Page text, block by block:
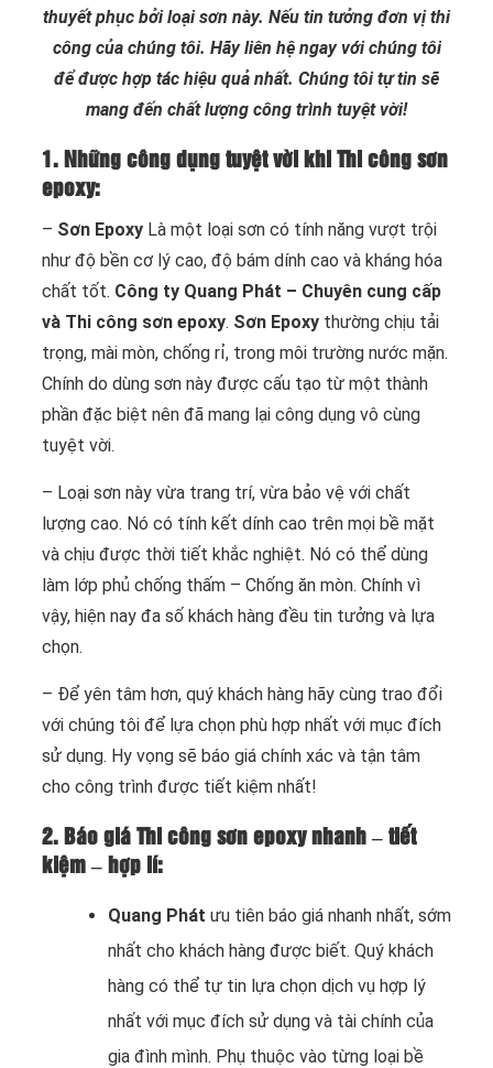
thuyết phục bởi loại sơn này. Nếu tin tưởng đơn vị thi
công của chúng tôi. Hãy liên hệ ngay với chúng tôi
để được hợp tác hiệu quả nhất. Chúng tôi tự tin sẽ
mang đến chất lượng công trình tuyệt vời!
1. Những công dụng tuyệt vời khi Thi công sơn
epoxy:
– Sơn Epoxy Là một loại sơn có tính năng vượt trội
như độ bền cơ lý cao, độ bám dính cao và kháng hóa
chất tốt. Công ty Quang Phát – Chuyên cung cấp
và Thi công sơn epoxy. Sơn Epoxy thường chịu tải
trọng, mài mòn, chống rỉ, trong môi trường nước mặn.
Chính do dùng sơn này được cấu tạo từ một thành
phần đặc biệt nên đã mang lại công dụng vô cùng
tuyệt vời.
– Loại sơn này vừa trang trí, vừa bảo vệ với chất
lượng cao. Nó có tính kết dính cao trên mọi bề mặt
và chịu được thời tiết khắc nghiệt. Nó có thể dùng
làm lớp phủ chống thấm – Chống ăn mòn. Chính vì
vậy, hiện nay đa số khách hàng đều tin tưởng và lựa
chọn.
– Để yên tâm hơn, quý khách hàng hãy cùng trao đổi
với chúng tôi để lựa chọn phù hợp nhất với mục đích
sử dụng. Hy vọng sẽ báo giá chính xác và tận tâm
cho công trình được tiết kiệm nhất!
2. Báo giá Thi công sơn epoxy nhanh – tiết
kiệm – hợp lí:
Quang Phát ưu tiên báo giá nhanh nhất, sớm
nhất cho khách hàng được biết. Quý khách
hàng có thể tự tin lựa chọn dịch vụ hợp lý
nhất với mục đích sử dụng và tài chính của
gia đình mình. Phụ thuộc vào từng loại bề